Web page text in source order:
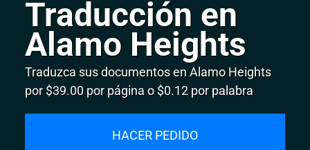
Traducción en
Alamo Heights
Traduzca sus documentos en Alamo Heights
por $39.00 por página o $0.12 por palabra
HACER PEDIDO